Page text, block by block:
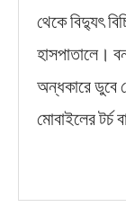
থেকে বিদ্যুৎ
হাসপাতালে।
অন্ধকারে ডুবে
মোবাইলের টর্চ